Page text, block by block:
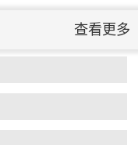
观... 查看更多